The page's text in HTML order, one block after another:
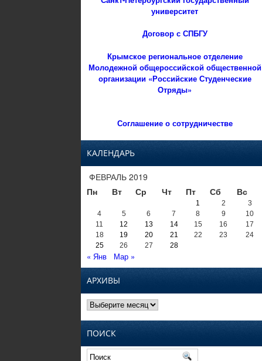
университет
Договор с СПБГУ
Крымское региональное отделение
Молодежной общероссийской общественной
организации «Российские Студенческие
Отряды»
Соглашение о сотрудничестве
КАЛЕНДАРЬ
ФЕВРАЛЬ 2019
Пн
Вт Ср Чт Пт Сб Вс
1 2
3
4
5 6 7 8 9
10
11
12 13 14 15 16
17
18
19 20 21 22 23
24
25
26 27 28
« Янв Мар »
АРХИВЫ
Архивы
ПОИСК